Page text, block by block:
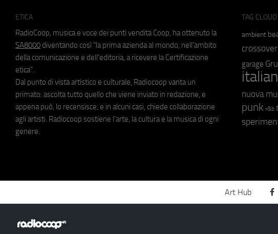
ETICA
RadioCoop, musica e voce dei punti vendita Coop, ha ottenuto la
SA8000 diventando così "la prima azienda al mondo, nell'ambito
della comunicazione e dell'editoria, a ricevere la Certificazione
etica".
Dal punto di vista artistico e culturale, Radiocoop vanta un
primato: ascolta tutto quello che viene inviato in redazione, e
appena può, lo recensisce, e in alcuni casi, chiede collaborazione
agli artisti. Radiocoop sostiene l'arte, la cultura e la musica di ogni
genere.
TAG CLOUD
ambient
crossover
garage
nuova
punk r&b
Art Hub